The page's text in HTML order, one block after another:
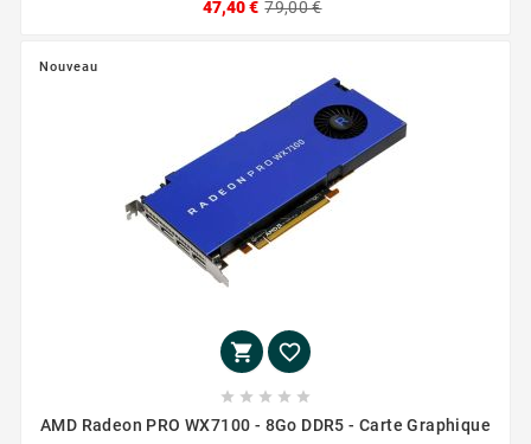
47,40 € 79,00 €
Nouveau
 
    
AMD Radeon PRO WX7100 - 8Go DDR5 - Carte Graphique